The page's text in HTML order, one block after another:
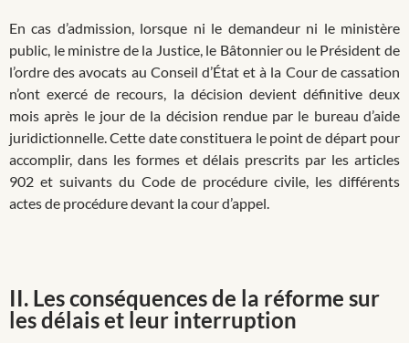
En cas d’admission, lorsque ni le demandeur ni le ministère
public, le ministre de la Justice, le Bâtonnier ou le Président de
l’ordre des avocats au Conseil d’État et à la Cour de cassation
n’ont exercé de recours, la décision devient définitive deux
mois après le jour de la décision rendue par le bureau d’aide
juridictionnelle. Cette date constituera le point de départ pour
accomplir, dans les formes et délais prescrits par les articles
902 et suivants du Code de procédure civile, les différents
actes de procédure devant la cour d’appel.
II. Les conséquences de la réforme sur
les délais et leur interruption